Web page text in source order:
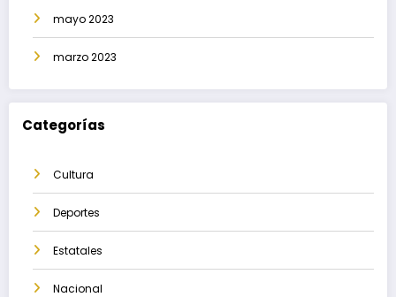
mayo 2023
marzo 2023
Categorías
Cultura
Deportes
Estatales
Nacional